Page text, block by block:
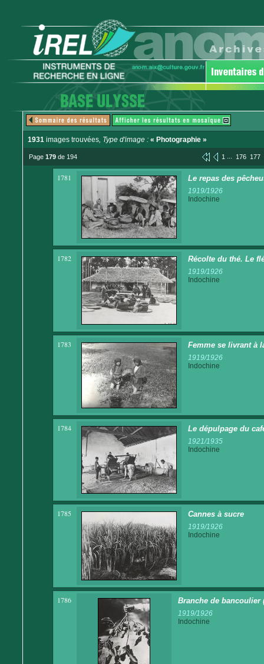
1931 images trouvées, Type d'image : « Photographie »
Page 179 de 194 1 ... 176 177
1781 Le repas des
1919/1926
Indochine
1782 Récolte du thé. Le
1919/1926
Indochine
1783 Femme se livrant à
1919/1926
Indochine
1784 Le dépulpage du
1921/1935
Indochine
1785 Cannes à sucre
1919/1926
Indochine
1786 Branche de
1919/1926
Indochine